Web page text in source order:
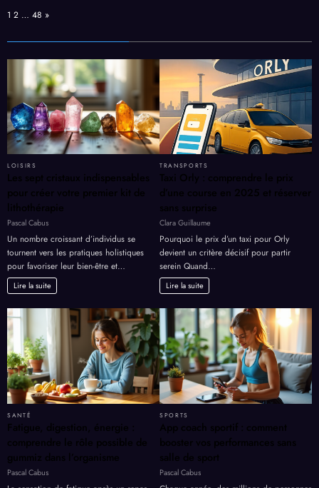
Page:
1 2 … 48Next
»
Les sept cristaux indispensables
pour créer votre premier kit de
lithothérapie
Pascal Cabus
Un nombre croissant d’individus se
tournent vers les pratiques holistiques
pour favoriser leur bien-être et…
Lire la suite
TRANSPORTS
Taxi Orly : comprendre le prix
d’une course en 2025 et réserver
sans surprise
Clara Guillaume
Pourquoi le prix d’un taxi pour Orly
devient un critère décisif pour partir
serein Quand…
Lire la suite
Fatigue, digestion, énergie :
comprendre le rôle possible de
gummiz dans l’organisme
SPORTS
App coach sportif : comment
booster vos performances sans
salle de sport